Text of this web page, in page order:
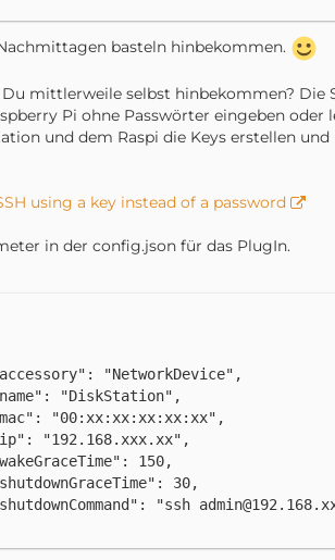
basteln hinbekommen.
Du mittlerweile selbst hinbekommen?
Pi ohne Passwörter eingeben oder
und dem Raspi die Keys erstellen
using a key instead of a password
in der config.json für das PlugIn.
"ssh